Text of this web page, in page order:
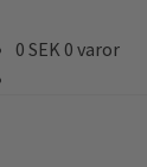
0 SEK 0 varor